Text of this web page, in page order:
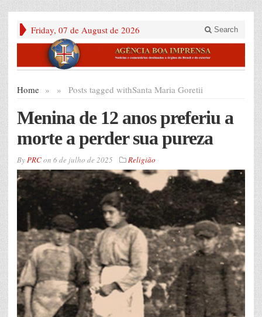
Friday, 07 de August de 2026 Search
Home » Posts tagged with
» Santa Maria Goretii
Menina de 12 anos preferiu a
morte a perder sua pureza
ByPRCon 6 de julho de 2025 Religião